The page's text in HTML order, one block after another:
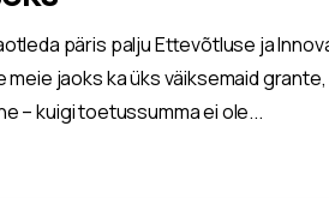
päris palju Ettevõtluse ja
jaoks ka üks väiksemaid
– kuigi toetussumma ei ole...